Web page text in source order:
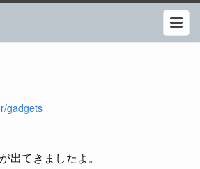
gadgets
出てきましたよ。